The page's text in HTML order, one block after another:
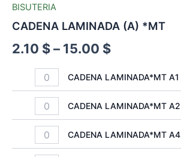
BISUTERIA
CADENA LAMINADA (A) *MT
2.10 $– 15.00 $
CADENA LAMINADA*MT A1
CADENA LAMINADA*MT A2
CADENA LAMINADA*MT A4